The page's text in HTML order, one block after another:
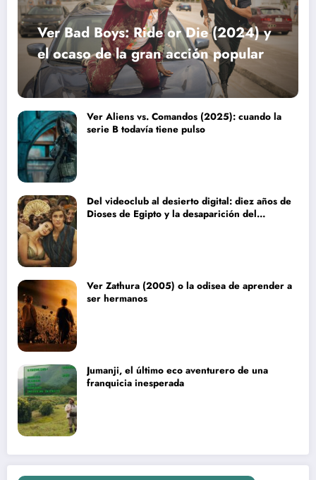
Ver Bad Boys: Ride or Die (2024) y
el ocaso de la gran acción popular
Ver Aliens vs. Comandos (2025): cuando la
serie B todavía tiene pulso
Del videoclub al desierto digital: diez años de
Dioses de Egipto y la desaparición del
Ver Zathura (2005) o la odisea de aprender a
ser hermanos
Jumanji, el último eco aventurero de una
franquicia inesperada